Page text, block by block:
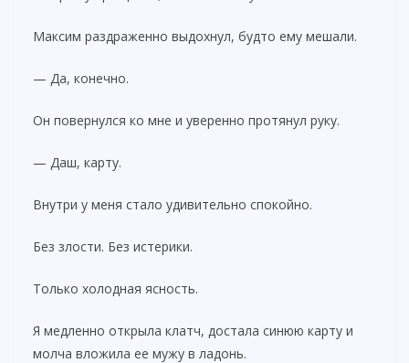
Максим раздраженно выдохнул, будто ему мешали.
— Да, конечно.
Он повернулся ко мне и уверенно протянул руку.
— Даш, карту.
Внутри у меня стало удивительно спокойно.
Без злости. Без истерики.
Только холодная ясность.
Я медленно открыла клатч, достала синюю карту и
молча вложила ее мужу в ладонь.